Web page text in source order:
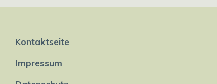
Kontaktseite
Impressum